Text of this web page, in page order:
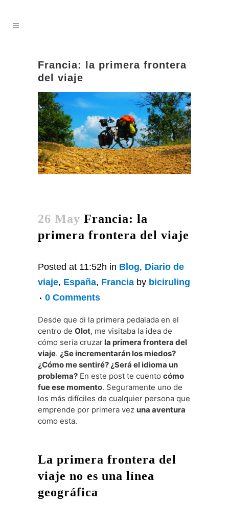
Francia: la primera frontera
del viaje
26 May Francia: la
primera frontera del viaje
Posted at 11:52h in Blog, Diario de
viaje, España, Francia by biciruling
0 Comments
Desde que di la primera pedalada en el
centro de Olot, me visitaba la idea de
cómo sería cruzar la primera frontera del
viaje. ¿Se incrementarán los miedos?
¿Cómo me sentiré? ¿Será el idioma un
problema? En este post te cuento cómo
fue ese momento. Seguramente uno de
los más difíciles de cualquier persona que
emprende por primera vez una aventura
como esta.
La primera frontera del
viaje no es una línea
geográfica